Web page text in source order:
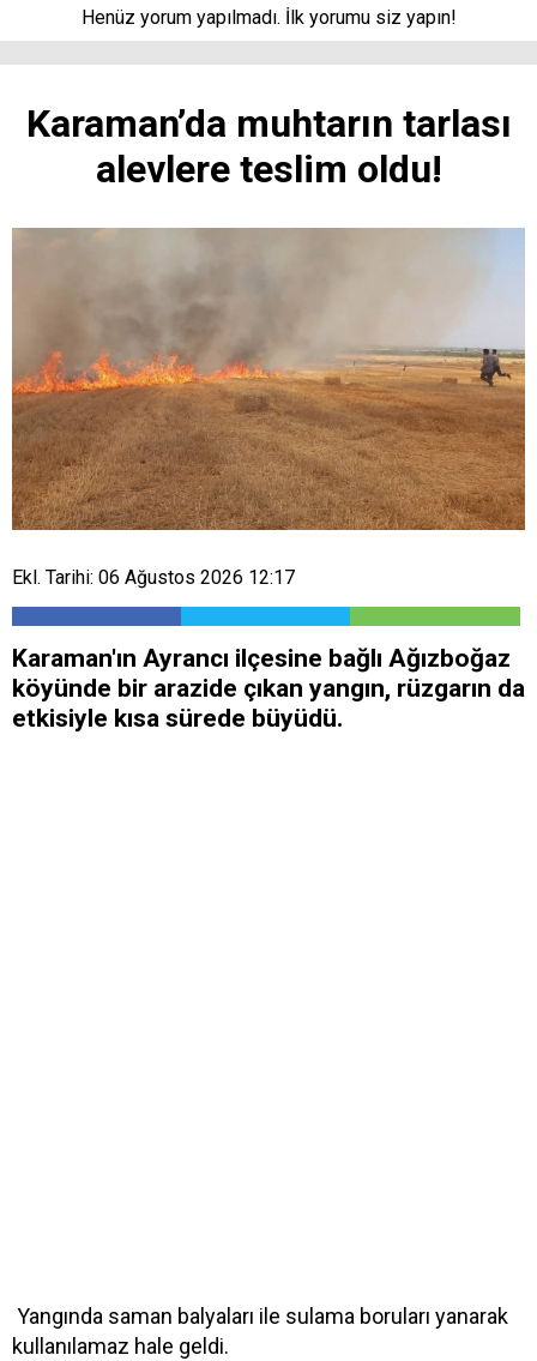
Henüz yorum yapılmadı. İlk yorumu siz yapın!
Karaman’da muhtarın tarlası
alevlere teslim oldu!
Ekl. Tarihi: 06 Ağustos 2026 12:17
Karaman'ın Ayrancı ilçesine bağlı Ağızboğaz
köyünde bir arazide çıkan yangın, rüzgarın da
etkisiyle kısa sürede büyüdü.
Yangında saman balyaları ile sulama boruları yanarak
kullanılamaz hale geldi.